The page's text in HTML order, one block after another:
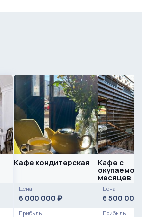
Кафе кондитерская
Цена
6 000 000 ₽
Прибыль
Кафе с
месяцев
Цена
6 500 000
Прибыль